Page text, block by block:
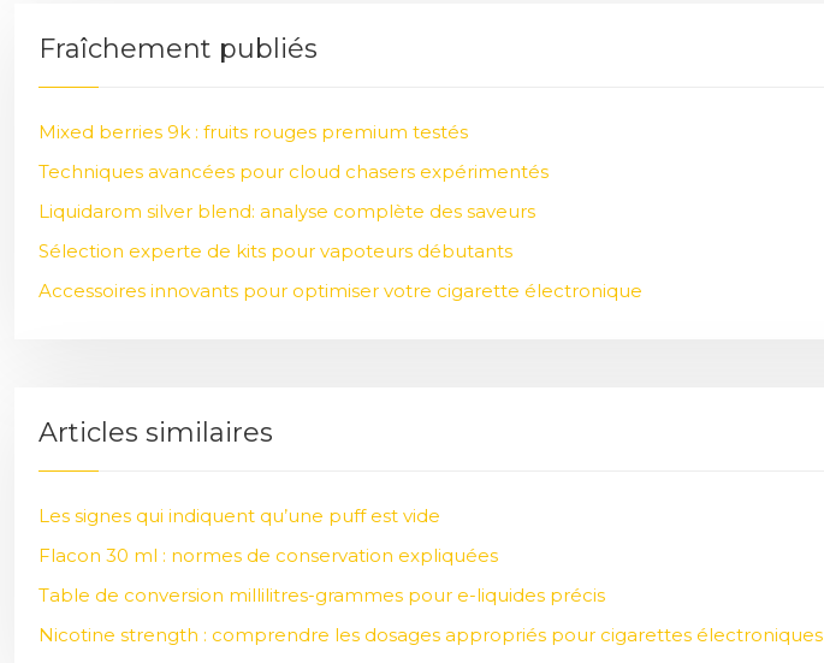
Fraîchement publiés
Mixed berries 9k : fruits rouges premium testés
Techniques avancées pour cloud chasers expérimentés
Liquidarom silver blend: analyse complète des saveurs
Sélection experte de kits pour vapoteurs débutants
Accessoires innovants pour optimiser votre cigarette électronique
Articles similaires
Les signes qui indiquent qu’une puff est vide
Flacon 30 ml : normes de conservation expliquées
Table de conversion millilitres-grammes pour e-liquides précis
Nicotine strength : comprendre les dosages appropriés pour cigarettes électroniques